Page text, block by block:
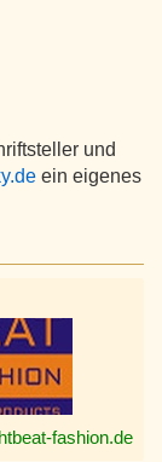
und
ein eigenes
fashion.de